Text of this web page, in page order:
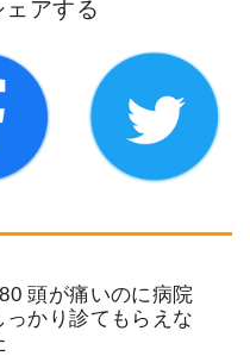
アする
頭が痛いのに病院
っかり診てもらえな